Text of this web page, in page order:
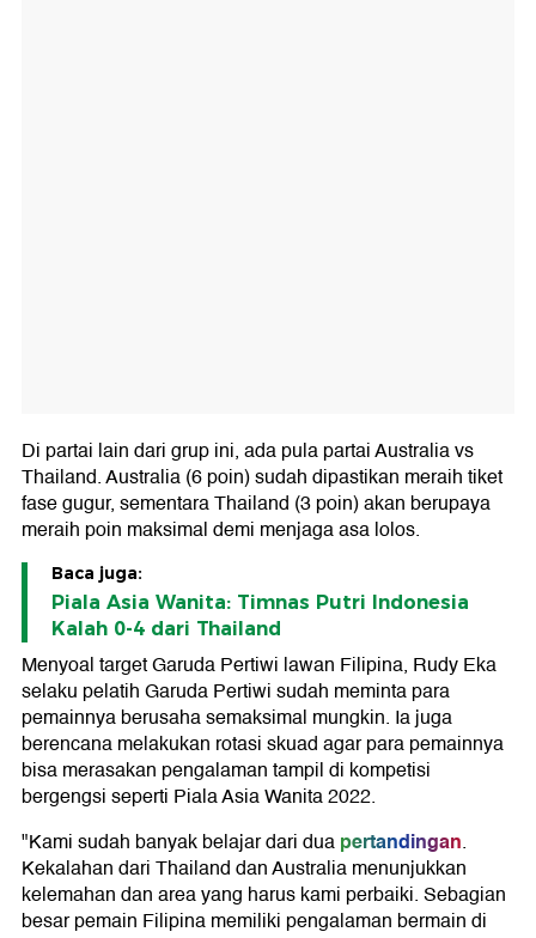
Di partai lain dari grup ini, ada pula partai Australia vs
Thailand. Australia (6 poin) sudah dipastikan meraih tiket
fase gugur, sementara Thailand (3 poin) akan berupaya
meraih poin maksimal demi menjaga asa lolos.
Baca juga:
Piala Asia Wanita: Timnas Putri Indonesia
Kalah 0-4 dari Thailand
Menyoal target Garuda Pertiwi lawan Filipina, Rudy Eka
selaku pelatih Garuda Pertiwi sudah meminta para
pemainnya berusaha semaksimal mungkin. Ia juga
berencana melakukan rotasi skuad agar para pemainnya
bisa merasakan pengalaman tampil di kompetisi
bergengsi seperti Piala Asia Wanita 2022.
"Kami sudah banyak belajar dari duapertandingan.
Kekalahan dari Thailand dan Australia menunjukkan
kelemahan dan area yang harus kami perbaiki. Sebagian
besar pemain Filipina memiliki pengalaman bermain di